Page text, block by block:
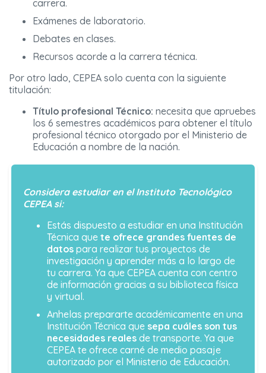
carrera.
Exámenes de laboratorio.
Debates en clases.
Recursos acorde a la carrera técnica.
Por otro lado, CEPEA solo cuenta con la siguiente
titulación:
Título profesional Técnico: necesita que apruebes
los 6 semestres académicos para obtener el título
profesional técnico otorgado por el Ministerio de
Educación a nombre de la nación.
Considera estudiar en el Instituto Tecnológico
CEPEA si:
Estás dispuesto a estudiar en una Institución
Técnica que te ofrece grandes fuentes de
datos para realizar tus proyectos de
investigación y aprender más a lo largo de
tu carrera. Ya que CEPEA cuenta con centro
de información gracias a su biblioteca física
y virtual.
Anhelas prepararte académicamente en una
Institución Técnica que sepa cuáles son tus
necesidades reales de transporte. Ya que
CEPEA te ofrece carné de medio pasaje
autorizado por el Ministerio de Educación.